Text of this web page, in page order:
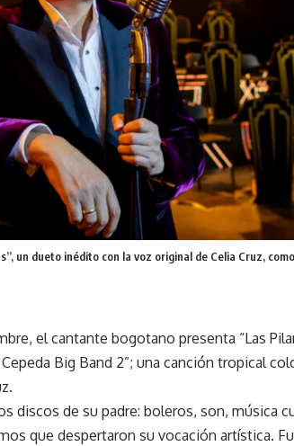
un dueto inédito con la voz original de Celia Cruz,
el cantante bogotano presenta “Las
Big Band 2”; una canción tropical
discos de su padre: boleros, son, música
que despertaron su vocación artística.